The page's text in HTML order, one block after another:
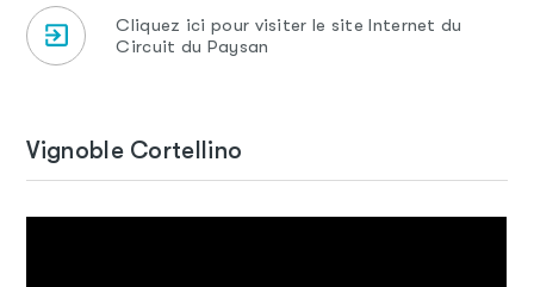
La Presse
Radio-Canada
Cliquez ici pour visiter le site Internet du
Circuit du Paysan
Vignoble Cortellino